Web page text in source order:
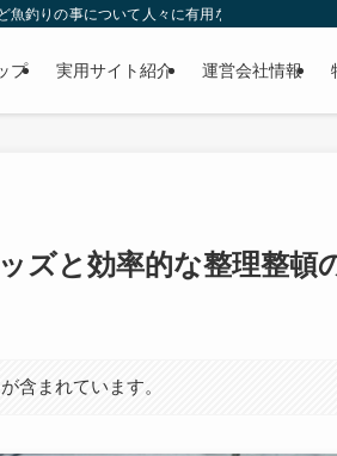
釣りの事について人々に有用な気付きを与える
プ 実用サイト紹介 運営会社情報
ズと効率的な整理整頓
含まれています。